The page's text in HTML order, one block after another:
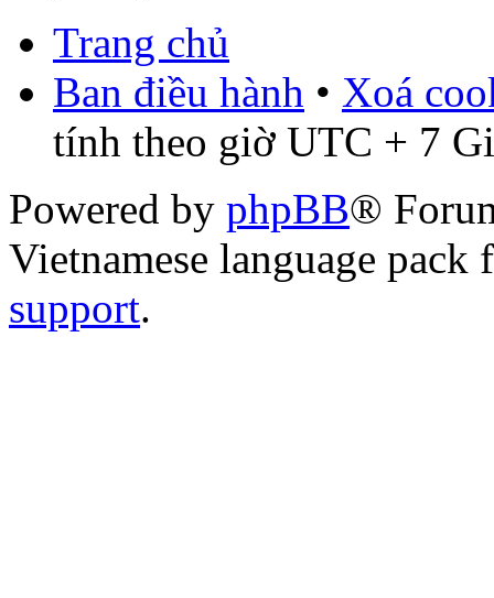
Trang chủ
Ban điều hành • Xoá
tính theo giờ UTC + 7
Powered by phpBB®
Vietnamese language
support.